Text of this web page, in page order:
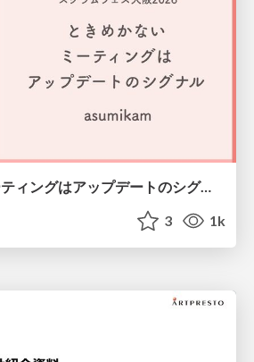
ときめかないミーティングはアップデートのシグナル #scrumosaka
3 1k